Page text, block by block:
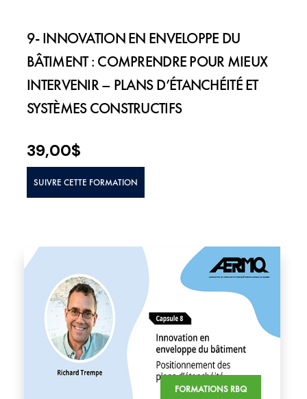
9- INNOVATION EN ENVELOPPE DU
BÂTIMENT : COMPRENDRE POUR MIEUX
INTERVENIR – PLANS D’ÉTANCHÉITÉ ET
SYSTÈMES CONSTRUCTIFS
39,00$
SUIVRE CETTE FORMATION
FORMATIONS RBQ